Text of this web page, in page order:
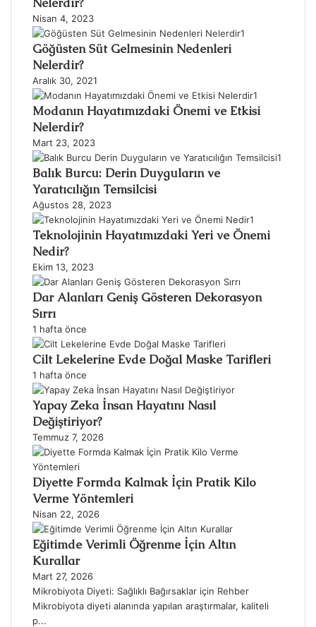
Nisan 4, 2023
Göğüsten Süt Gelmesinin Nedenleri
Nelerdir?
Aralık 30, 2021
Modanın Hayatımızdaki Önemi ve Etkisi
Nelerdir?
Mart 23, 2023
Balık Burcu: Derin Duyguların ve
Yaratıcılığın Temsilcisi
Ağustos 28, 2023
Teknolojinin Hayatımızdaki Yeri ve Önemi
Nedir?
Ekim 13, 2023
Dar Alanları Geniş Gösteren Dekorasyon
Sırrı
1 hafta önce
Cilt Lekelerine Evde Doğal Maske Tarifleri
1 hafta önce
Yapay Zeka İnsan Hayatını Nasıl
Değiştiriyor?
Temmuz 7, 2026
Diyette Formda Kalmak İçin Pratik Kilo
Verme Yöntemleri
Nisan 22, 2026
Eğitimde Verimli Öğrenme İçin Altın
Kurallar
Mart 27, 2026
Mikrobiyota Diyeti: Sağlıklı Bağırsaklar için Rehber
Mikrobiyota diyeti alanında yapılan araştırmalar, kaliteli
p...